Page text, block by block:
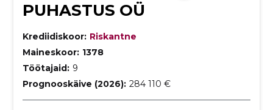
PUHASTUS OÜ
Krediidiskoor: Riskantne
Maineskoor: 1378
Töötajaid: 9
Prognooskäive (2026): 284 110 €